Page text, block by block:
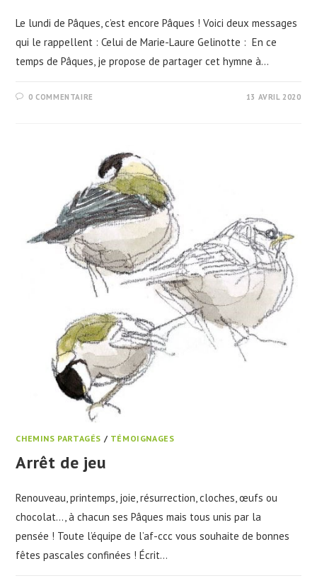
Le lundi de Pâques, c’est encore Pâques ! Voici deux messages
qui le rappellent : Celui de Marie-Laure Gelinotte : En ce
temps de Pâques, je propose de partager cet hymne à…
0 COMMENTAIRE 13 AVRIL 2020
CHEMINS PARTAGÉS / TÉMOIGNAGES
Arrêt de jeu
Renouveau, printemps, joie, résurrection, cloches, œufs ou
chocolat…, à chacun ses Pâques mais tous unis par la
pensée ! Toute l’équipe de l’af-ccc vous souhaite de bonnes
fêtes pascales confinées ! Écrit…